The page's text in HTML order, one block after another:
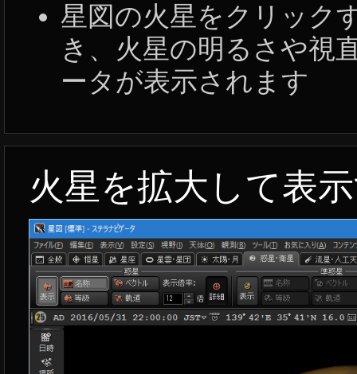
星図の火星をクリック
き、火星の明るさや視
ータが表示されます
火星を拡大して表